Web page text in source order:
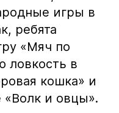
игры в
ребята
«Мяч по
ловкость в
кошка» и
«Волк и овцы».